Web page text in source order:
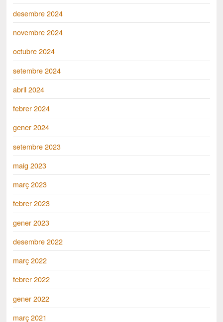
desembre 2024
novembre 2024
octubre 2024
setembre 2024
abril 2024
febrer 2024
gener 2024
setembre 2023
maig 2023
març 2023
febrer 2023
gener 2023
desembre 2022
març 2022
febrer 2022
gener 2022
març 2021